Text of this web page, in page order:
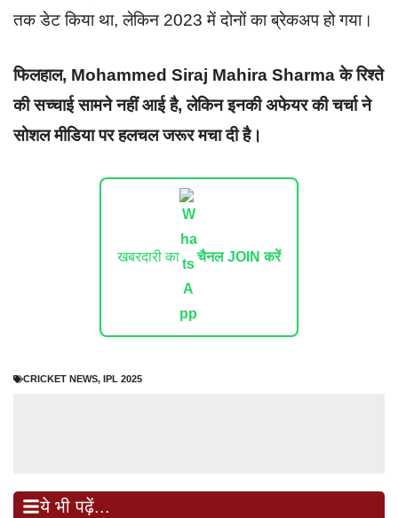
तक डेट किया था, लेकिन 2023 में दोनों का ब्रेकअप हो गया।
फिलहाल, Mohammed Siraj Mahira Sharmaके रिश्ते
की सच्चाई सामने नहीं आई है, लेकिन इनकी अफेयर की चर्चा ने
सोशल मीडिया पर हलचल जरूर मचा दी है।
खबरदारी का चैनल JOIN करें
CRICKET NEWS, IPL 2025
ये भी पढ़ें...